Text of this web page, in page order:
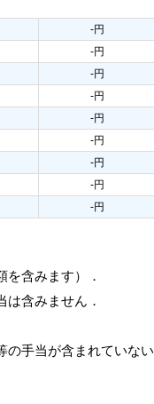
-円
-円
-円
-円
-円
-円
-円
-円
-円
含みます）．
含みません．
の手当が含まれていない